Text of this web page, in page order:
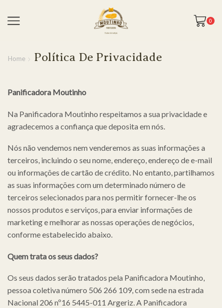
0
Home Política De Privacidade
Panificadora Moutinho
Na Panificadora Moutinho respeitamos a sua privacidade e
agradecemos a confiança que deposita em nós.
Nós não vendemos nem venderemos as suas informações a
terceiros, incluindo o seu nome, endereço, endereço de e-mail
ou informações de cartão de crédito. No entanto, partilhamos
as suas informações com um determinado número de
terceiros selecionados para nos permitir fornecer-lhe os
nossos produtos e serviços, para enviar informações de
marketing e melhorar as nossas operações de negócios,
conforme estabelecido abaixo.
Quem trata os seus dados?
Os seus dados serão tratados pela Panificadora Moutinho,
pessoa coletiva número 506 266 109, com sede na estrada
Nacional 206 nº16 5445-011 Argeriz. A Panificadora